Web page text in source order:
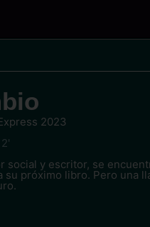
2023
social y escritor, se
su próximo libro. Pero una